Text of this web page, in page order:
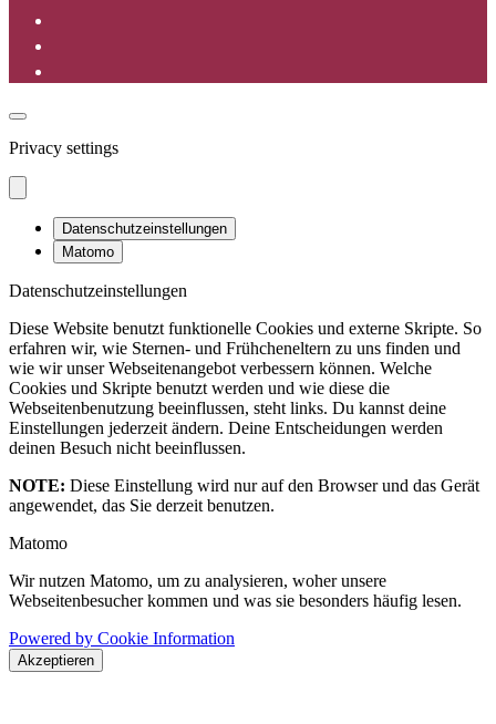
Privacy settings
Datenschutzeinstellungen
Matomo
Datenschutzeinstellungen
Diese Website benutzt funktionelle Cookies und externe Skripte. So
erfahren wir, wie Sternen- und Frühcheneltern zu uns finden und
wie wir unser Webseitenangebot verbessern können. Welche
Cookies und Skripte benutzt werden und wie diese die
Webseitenbenutzung beeinflussen, steht links. Du kannst deine
Einstellungen jederzeit ändern. Deine Entscheidungen werden
deinen Besuch nicht beeinflussen.
NOTE: Diese Einstellung wird nur auf den Browser und das Gerät
angewendet, das Sie derzeit benutzen.
Matomo
Wir nutzen Matomo, um zu analysieren, woher unsere
Webseitenbesucher kommen und was sie besonders häufig lesen.
Powered by Cookie Information
Akzeptieren